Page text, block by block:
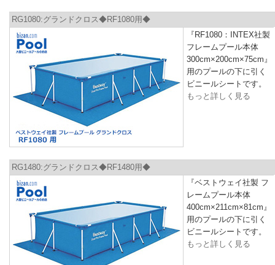
RG1080:グランドクロス◆RF1080用◆
『RF1080：INTEX社製
フレームプール本体
300cm×200cm×75cm』
用のプールの下に引く
ビニールシートです。
もっと詳しく見る
RG1480:グランドクロス◆RF1480用◆
『ベストウェイ社製 フ
レームプール本体
400cm×211cm×81cm』
用のプールの下に引く
ビニールシートです。
もっと詳しく見る